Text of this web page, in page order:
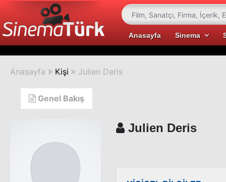
Anasayfa Sinema
Anasayfa Kişi Julien Deris
Genel Bakış
Julien Deris